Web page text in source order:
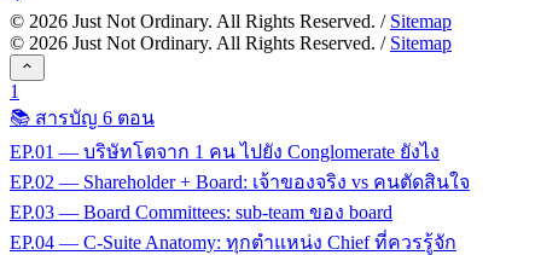
© 2026 Just Not Ordinary. All Rights Reserved. / Sitemap
© 2026 Just Not Ordinary. All Rights Reserved. / Sitemap
1
📚 สารบัญ 6 ตอน
EP.01 — บริษัทโตจาก 1 คน ไปยัง Conglomerate ยังไง
EP.02 — Shareholder + Board: เจ้าของจริง vs คนตัดสินใจ
EP.03 — Board Committees: sub-team ของ board
EP.04 — C-Suite Anatomy: ทุกตำแหน่ง Chief ที่ควรรู้จัก